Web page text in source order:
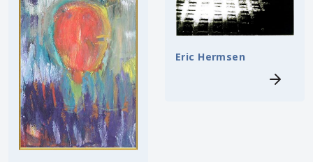
Eric Hermsen